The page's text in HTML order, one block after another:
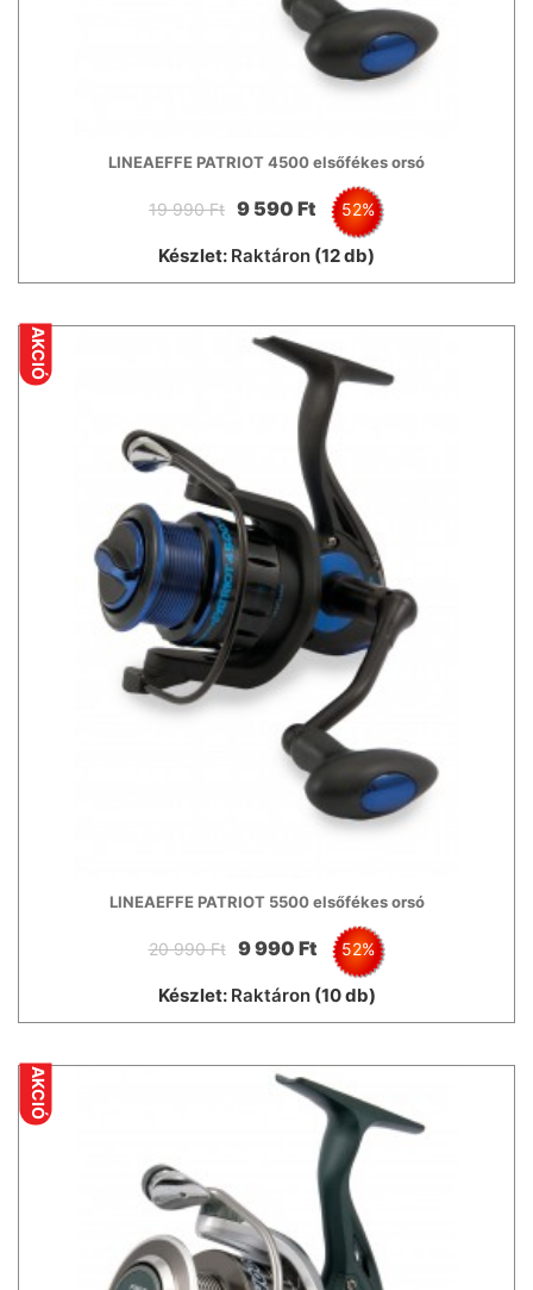
LINEAEFFE PATRIOT 4500 elsőfékes orsó
19 990 Ft 9 590 Ft 52%
Készlet: Raktáron (12 db)
LINEAEFFE PATRIOT 5500 elsőfékes orsó
20 990 Ft 9 990 Ft 52%
Készlet: Raktáron(10 db)
AKCIÓ
AKCIÓ